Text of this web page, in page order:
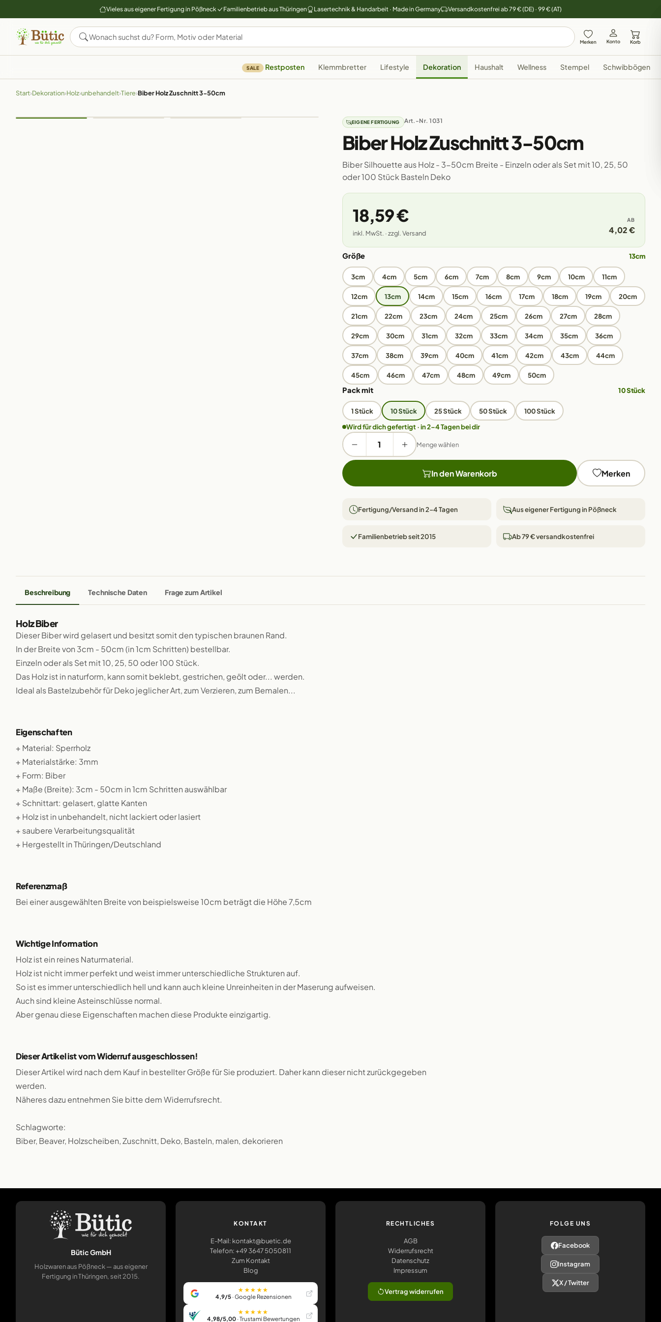
Vieles aus eigener Fertigung in Pößneck Familienbetrieb aus Thüringen Lasertechnik & Handarbeit · Made in Germany Versandkostenfrei ab 79 € (DE) · 99 € (AT)
Merken Konto Korb
SALE Restposten Klemmbretter Lifestyle Dekoration Haushalt Wellness Stempel Schwibbögen
Start›Dekoration›Holz›unbehandelt›Tiere›Biber Holz Zuschnitt 3-50cm
EIGENE FERTIGUNG Art.-Nr. 1031
Biber Holz Zuschnitt 3-50cm
Biber Silhouette aus Holz - 3-50cm Breite - Einzeln oder als Set mit 10, 25, 50
oder 100 Stück Basteln Deko
18,59 €
inkl. MwSt. · zzgl. Versand
AB
4,02 €
Größe 13cm
3cm 4cm 5cm 6cm 7cm 8cm 9cm 10cm 11cm
12cm 13cm 14cm 15cm 16cm 17cm 18cm 19cm 20cm
21cm 22cm 23cm 24cm 25cm 26cm 27cm 28cm
29cm 30cm 31cm 32cm 33cm 34cm 35cm 36cm
37cm 38cm 39cm 40cm 41cm 42cm 43cm 44cm
45cm 46cm 47cm 48cm 49cm 50cm
Pack mit 10 Stück
1 Stück 10 Stück 25 Stück 50 Stück
100 Stück
Wird für dich gefertigt · in 2–4 Tagen bei dir
Menge wählen
In den Warenkorb Merken
Fertigung/Versand in 2–4 Tagen Aus eigener Fertigung in Pößneck
Familienbetrieb seit 2015 Ab 79 € versandkostenfrei
Beschreibung Technische Daten Frage zum Artikel
Holz Biber
Dieser Biber wird gelasert und besitzt somit den typischen braunen Rand.
In der Breite von 3cm - 50cm (in 1cm Schritten) bestellbar.
Einzeln oder als Set mit 10, 25, 50 oder 100 Stück.
Das Holz ist in naturform, kann somit beklebt, gestrichen, geölt oder... werden.
Ideal als Bastelzubehör für Deko jeglicher Art, zum Verzieren, zum Bemalen...
Eigenschaften
+ Material: Sperrholz
+ Materialstärke: 3mm
+ Form: Biber
+ Maße (Breite): 3cm - 50cm in 1cm Schritten auswählbar
+ Schnittart: gelasert, glatte Kanten
+ Holz ist in unbehandelt, nicht lackiert oder lasiert
+ saubere Verarbeitungsqualität
+ Hergestellt in Thüringen/Deutschland
Referenzmaß
Bei einer ausgewählten Breite von beispielsweise 10cm beträgt die Höhe 7,5cm
Wichtige Information
Holz ist ein reines Naturmaterial.
Holz ist nicht immer perfekt und weist immer unterschiedliche Strukturen auf.
So ist es immer unterschiedlich hell und kann auch kleine Unreinheiten in der Maserung aufweisen.
Auch sind kleine Asteinschlüsse normal.
Aber genau diese Eigenschaften machen diese Produkte einzigartig.
Dieser Artikel ist vom Widerruf ausgeschlossen!
Dieser Artikel wird nach dem Kauf in bestellter Größe für Sie produziert. Daher kann dieser nicht zurückgegeben
werden.
Näheres dazu entnehmen Sie bitte dem Widerrufsrecht.
Schlagworte:
Biber, Beaver, Holzscheiben, Zuschnitt, Deko, Basteln, malen, dekorieren
Bütic GmbH
Holzwaren aus Pößneck — aus eigener
Fertigung in Thüringen, seit 2015.
KONTAKT
E-Mail: kontakt@buetic.de
Telefon: +49 3647 5050811
Zum Kontakt
Blog
★★★★★
4,9/5 · Google Rezensionen
★★★★★
4,98/5,00 · Trustami Bewertungen
RECHTLICHES
AGB
Widerrufsrecht
Datenschutz
Impressum
Vertrag widerrufen
FOLGE UNS
Facebook
Instagram
X / Twitter